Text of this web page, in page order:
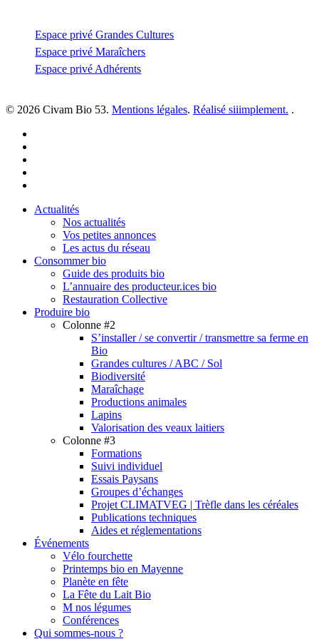
Espace privé Grandes Cultures
Espace privé Maraîchers
Espace privé Adhérents
© 2026 Civam Bio 53. Mentions légales. Réalisé siiimplement. .
Close
Actualités
Nos actualités
Vos petites annonces
Les actus du réseau
Consommer bio
Guide des produits bio
L’annuaire des producteur.ices bio
Restauration Collective
Produire bio
Colonne #2
S’installer / se convertir / transmettre sa ferme en
Bio
Grandes cultures / ABC / Sol
Biodiversité
Maraîchage
Productions animales
Lapins
Valorisation des veaux laitiers
Colonne #3
Formations
Suivi individuel
Essais Paysans
Groupes d’échanges
Projet CLIMATVEG | Trèfle dans les céréales
Publications techniques
Aides et réglementations
Événements
Vélo fourchette
Printemps bio en Mayenne
Planète en fête
La Fête du Lait Bio
M nos légumes
Conférences
Qui sommes-nous ?